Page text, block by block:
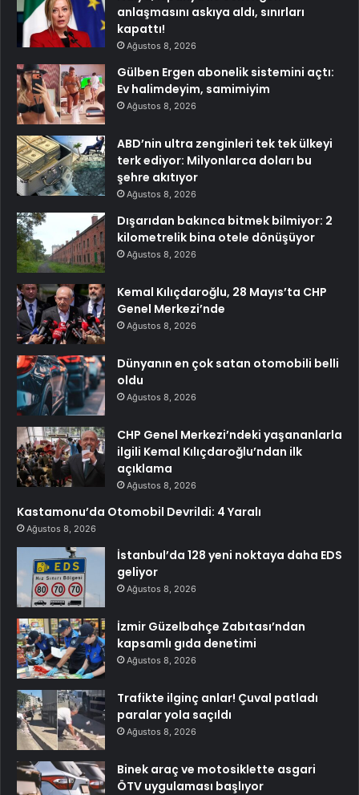
anlaşmasını askıya aldı, sınırları
kapattı!
Ağustos 8, 2026
Gülben Ergen abonelik sistemini açtı:
Ev halimdeyim, samimiyim
Ağustos 8, 2026
ABD’nin ultra zenginleri tek tek ülkeyi
terk ediyor: Milyonlarca doları bu
şehre akıtıyor
Ağustos 8, 2026
Dışarıdan bakınca bitmek bilmiyor: 2
kilometrelik bina otele dönüşüyor
Ağustos 8, 2026
Kemal Kılıçdaroğlu, 28 Mayıs’ta CHP
Genel Merkezi’nde
Ağustos 8, 2026
Dünyanın en çok satan otomobili belli
oldu
Ağustos 8, 2026
CHP Genel Merkezi’ndeki yaşananlarla
ilgili Kemal Kılıçdaroğlu’ndan ilk
açıklama
Ağustos 8, 2026
Kastamonu’da Otomobil Devrildi: 4 Yaralı
Ağustos 8, 2026
İstanbul’da 128 yeni noktaya daha EDS
geliyor
Ağustos 8, 2026
İzmir Güzelbahçe Zabıtası’ndan
kapsamlı gıda denetimi
Ağustos 8, 2026
Trafikte ilginç anlar! Çuval patladı
paralar yola saçıldı
Ağustos 8, 2026
Binek araç ve motosiklette asgari
ÖTV uygulaması başlıyor